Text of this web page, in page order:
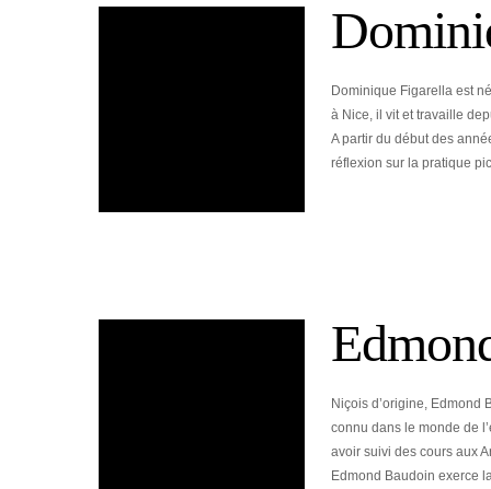
Dominique Figarella est
à Nice, il vit et travaille
A partir du début des
réflexion sur la pratique
Niçois d’origine, Edmond
connu dans le monde de
avoir suivi des cours aux
Edmond Baudoin exerce